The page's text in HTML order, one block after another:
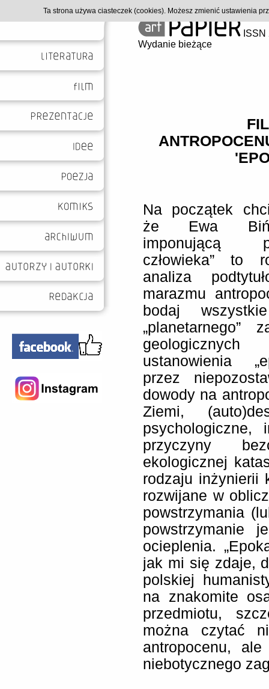
Wydanie bieżące
Na początek
że Ewa
imponującą
człowieka” to
analiza
marazmu
bodaj
„planetarnego”
ustanowienia
przez
dowody na
Ziemi,
psychologiczne,
przyczyny
ekologicznej
rodzaju inżynierii
rozwijane w
powstrzymania
powstrzymanie
ocieplenia.
jak mi się zdaje,
polskiej
na znakomite
przedmiotu,
można czytać
antropocenu,
niebotycznego
Ta strona używa ciasteczek (cookies). Możesz zmienić ustawienia